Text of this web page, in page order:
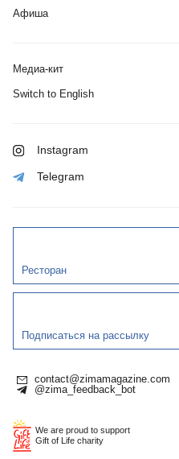
Афиша
Медиа-кит
Switch to English
Instagram
Telegram
Ресторан
Подписаться на рассылку
contact@zimamagazine.com
@zima_feedback_bot
We are proud to support
Gift of Life charity